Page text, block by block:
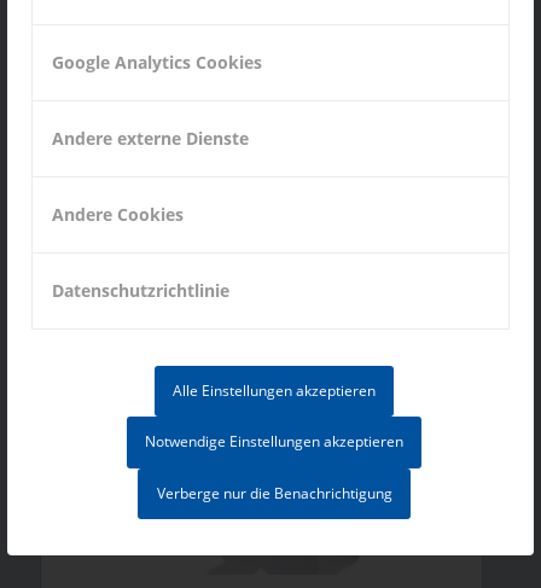
Google Analytics Cookies
Andere externe Dienste
Andere Cookies
Datenschutzrichtlinie
Alle Einstellungen akzeptieren
Notwendige Einstellungen akzeptieren
Verberge nur die Benachrichtigung
Frästeile